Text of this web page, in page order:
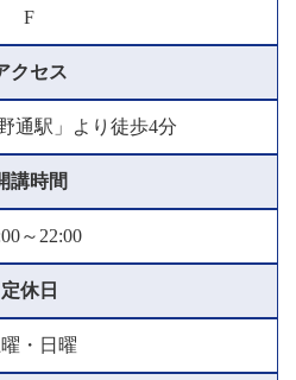
F
クセス
通駅」より徒歩4分
講時間
～22:00
定休日
・日曜